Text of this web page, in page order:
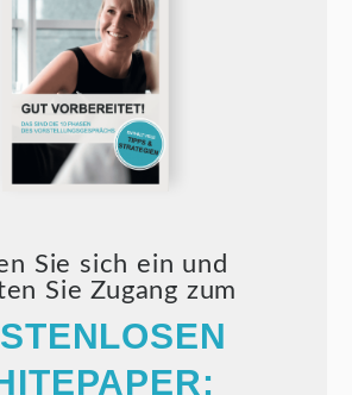
Sie sich ein und
Sie Zugang zum